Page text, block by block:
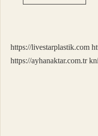
Icin
https://livestarplastik.com
https://ayhanaktar.com.tr